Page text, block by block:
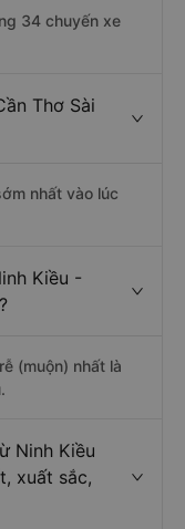
34 chuyến xe
Thơ Sài
nhất vào lúc
Kiều -
(muộn) nhất là
Ninh Kiều
xuất sắc,